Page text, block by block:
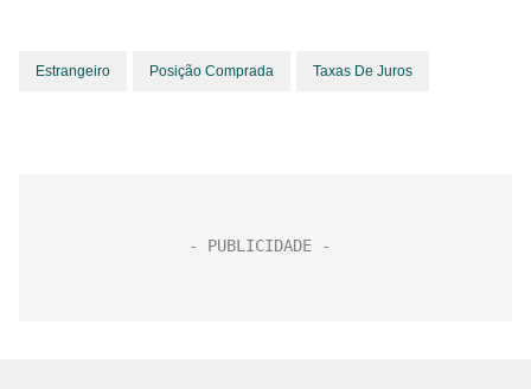
Estrangeiro Posição Comprada Taxas De Juros